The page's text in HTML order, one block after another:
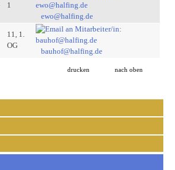
1
ewo@halfing.de
11, 1.
OG
bauhof@halfing.de
drucken nach oben